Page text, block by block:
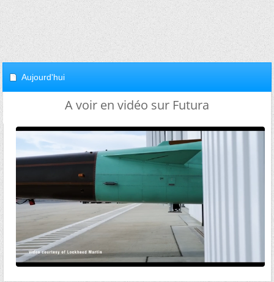
Aujourd'hui
A voir en vidéo sur Futura